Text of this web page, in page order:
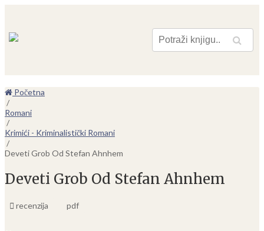
Pretraga
Početna
/
Romani
/
Krimići - Kriminalistički Romani
/
Deveti Grob Od Stefan Ahnhem
Deveti Grob Od Stefan Ahnhem
recenzija pdf